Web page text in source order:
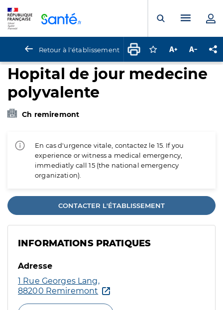
Ouvrir laMenu
Retour à l'établissement Connectez-vous
Augmenter la
Hopital de jour medecine
polyvalente
Ch remiremont
En cas d'urgence vitale, contactez le 15. If you
experience or witness a medical emergency,
immediatly call 15 (the national emergency
organization).
CONTACTER L'ÉTABLISSEMENT
INFORMATIONS PRATIQUES
Adresse
1 Rue Georges Lang,
88200 Remiremont